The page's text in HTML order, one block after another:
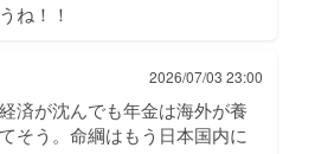
ね！！
2026/07/03 23:00
済が沈んでも年金は海外が養
そう。命綱はもう日本国内に